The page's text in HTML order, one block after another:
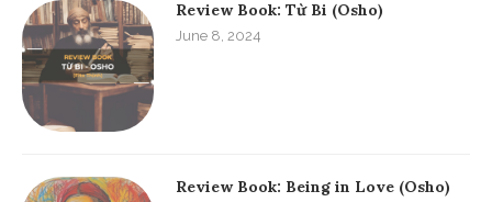
Review Book: Từ Bi (Osho)
June 8, 2024
Review Book: Being in Love (Osho)